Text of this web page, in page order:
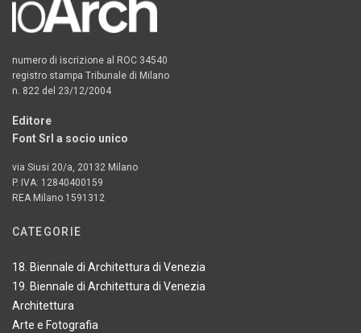
numero di iscrizione al ROC 34540
registro stampa Tribunale di Milano
n. 822 del 23/12/2004
Editore
Font Srl a socio unico
via Siusi 20/a, 20132 Milano
P. IVA: 12840400159
REA Milano 1591312
CATEGORIE
18. Biennale di Architettura di Venezia
19. Biennale di Architettura di Venezia
Architettura
Arte e Fotografia